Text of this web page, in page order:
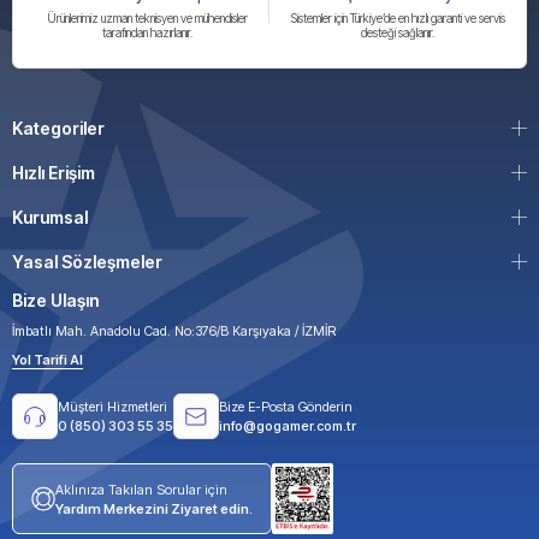
Ürünlerimiz uzman teknisyen ve mühendisler
tarafından hazırlanır.
Sistemler için Türkiye’de en hızlı garanti ve servis
desteği sağlanır.
Kategoriler
Hızlı Erişim
Kurumsal
Yasal Sözleşmeler
Bize Ulaşın
İmbatlı Mah. Anadolu Cad. No:376/B Karşıyaka / İZMİR
Yol Tarifi Al
Müşteri Hizmetleri
0 (850) 303 55 35
Bize E-Posta Gönderin
info@gogamer.com.tr
Aklınıza Takılan Sorular için
Yardım Merkezini Ziyaret edin.